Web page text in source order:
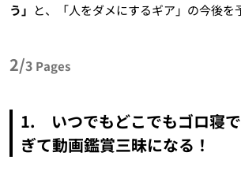
う」 と、「人をダメにするギア」の今後を
2/3 Pages
1. いつでもどこでもゴロ寝
ぎて動画鑑賞三昧になる！